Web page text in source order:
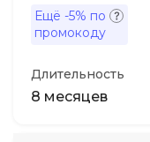
Ещё -5% по
промокоду
Длительность
8 месяцев